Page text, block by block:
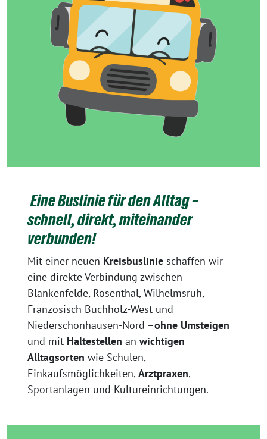
Eine Buslinie für den Alltag –
schnell, direkt, miteinander
verbunden!
Mit einer neuen Kreisbuslinieschaffen wir
eine direkte Verbindung zwischen
Blankenfelde, Rosenthal, Wilhelmsruh,
Französisch Buchholz-West und
Niederschönhausen-Nord –ohne Umsteigen
und mit Haltestellen an wichtigen
Alltagsorten wie Schulen,
Einkaufsmöglichkeiten,Arztpraxen,
Sportanlagen und Kultureinrichtungen.